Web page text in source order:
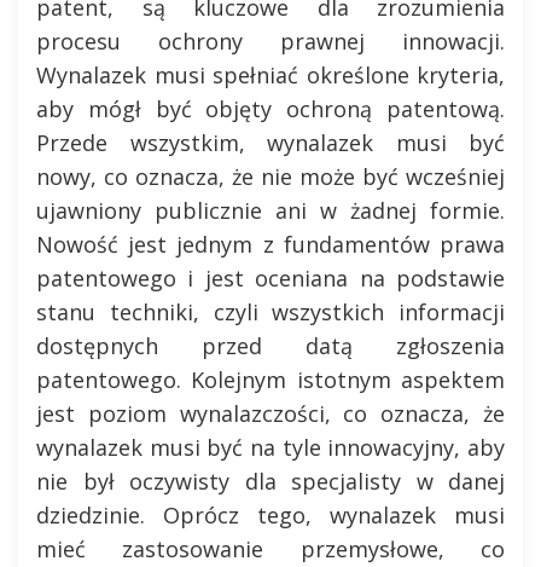
patent, są kluczowe dla zrozumienia
procesu ochrony prawnej innowacji.
Wynalazek musi spełniać określone kryteria,
aby mógł być objęty ochroną patentową.
Przede wszystkim, wynalazek musi być
nowy, co oznacza, że nie może być wcześniej
ujawniony publicznie ani w żadnej formie.
Nowość jest jednym z fundamentów prawa
patentowego i jest oceniana na podstawie
stanu techniki, czyli wszystkich informacji
dostępnych przed datą zgłoszenia
patentowego. Kolejnym istotnym aspektem
jest poziom wynalazczości, co oznacza, że
wynalazek musi być na tyle innowacyjny, aby
nie był oczywisty dla specjalisty w danej
dziedzinie. Oprócz tego, wynalazek musi
mieć zastosowanie przemysłowe, co